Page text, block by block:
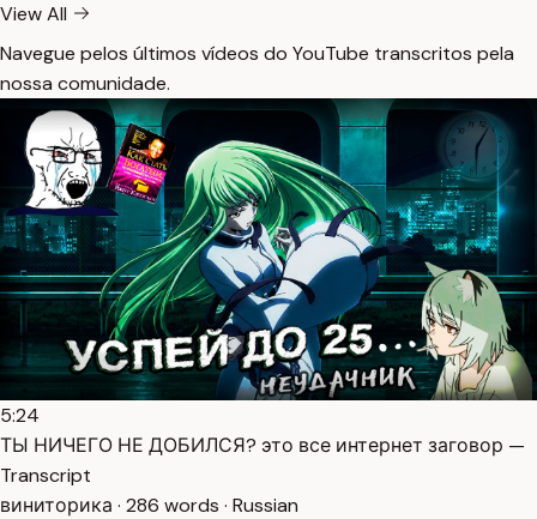
View All
Navegue pelos últimos vídeos do YouTube transcritos pela
nossa comunidade.
5:24
ТЫ НИЧЕГО НЕ ДОБИЛСЯ? это все интернет заговор —
Transcript
виниторика · 286 words · Russian